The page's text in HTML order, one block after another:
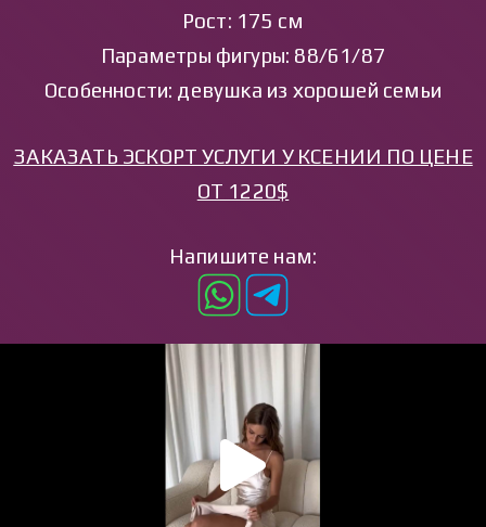
Рост: 175 см
Параметры фигуры: 88/61/87
Особенности: девушка из хорошей семьи
ЗАКАЗАТЬ ЭСКОРТ УСЛУГИ У КСЕНИИ ПО ЦЕНЕ
ОТ 1220$
Напишите нам: